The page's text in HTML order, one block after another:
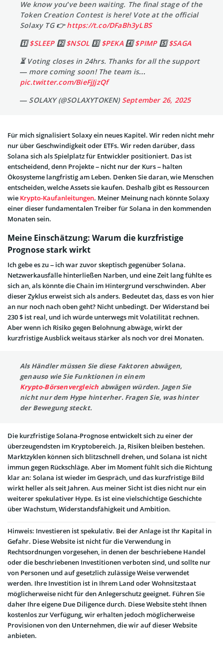
We know you’ve been waiting. The final stage of the
Token Creation Contest is here! Vote at the official
Solaxy TG 👉https://t.co/DFaBh3yLBS
1️⃣$SLEEP2️⃣$NSOL 3️⃣$PEKA4️⃣$PIMP5️⃣$SAGA
⏳ Voting closes in 24hrs. Thanks for all the support
— more coming soon! The team is…
pic.twitter.com/BieFjJjzQf
— SOLAXY (@SOLAXYTOKEN) September 26, 2025
Für mich signalisiert Solaxy ein neues Kapitel. Wir reden nicht mehr
nur über Geschwindigkeit oder ETFs. Wir reden darüber, dass
Solana sich als Spielplatz für Entwickler positioniert. Das ist
entscheidend, denn Projekte – nicht nur der Kurs – halten
Ökosysteme langfristig am Leben. Denken Sie daran, wie Menschen
entscheiden, welche Assets sie kaufen. Deshalb gibt es Ressourcen
wie Krypto-Kaufanleitungen. Meiner Meinung nach könnte Solaxy
einer dieser fundamentalen Treiber für Solana in den kommenden
Monaten sein.
Meine Einschätzung: Warum die kurzfristige
Prognose stark wirkt
Ich gebe es zu – ich war zuvor skeptisch gegenüber Solana.
Netzwerkausfälle hinterließen Narben, und eine Zeit lang fühlte es
sich an, als könnte die Chain im Hintergrund verschwinden. Aber
dieser Zyklus erweist sich als anders. Bedeutet das, dass es von hier
an nur noch nach oben geht? Nicht unbedingt. Der Widerstand bei
230 $ ist real, und ich würde unterwegs mit Volatilität rechnen.
Aber wenn ich Risiko gegen Belohnung abwäge, wirkt der
kurzfristige Ausblick weitaus stärker als noch vor drei Monaten.
Als Händler müssen Sie diese Faktoren abwägen,
genauso wie Sie Funktionen in einem
Krypto-Börsenvergleich abwägen würden. Jagen Sie
nicht nur dem Hype hinterher. Fragen Sie, was hinter
der Bewegung steckt.
Die kurzfristige Solana-Prognose entwickelt sich zu einer der
überzeugendsten im Kryptobereich. Ja, Risiken bleiben bestehen.
Marktzyklen können sich blitzschnell drehen, und Solana ist nicht
immun gegen Rückschläge. Aber im Moment fühlt sich die Richtung
klar an: Solana ist wieder im Gespräch, und das kurzfristige Bild
wirkt heller als seit Jahren. Aus meiner Sicht ist dies nicht nur ein
weiterer spekulativer Hype. Es ist eine vielschichtige Geschichte
über Wachstum, Widerstandsfähigkeit und Ambition.
Hinweis: Investieren ist spekulativ. Bei der Anlage ist Ihr Kapital in
Gefahr. Diese Website ist nicht für die Verwendung in
Rechtsordnungen vorgesehen, in denen der beschriebene Handel
oder die beschriebenen Investitionen verboten sind, und sollte nur
von Personen und auf gesetzlich zulässige Weise verwendet
werden. Ihre Investition ist in Ihrem Land oder Wohnsitzstaat
möglicherweise nicht für den Anlegerschutz geeignet. Führen Sie
daher Ihre eigene Due Diligence durch. Diese Website steht Ihnen
kostenlos zur Verfügung, wir erhalten jedoch möglicherweise
Provisionen von den Unternehmen, die wir auf dieser Website
anbieten.